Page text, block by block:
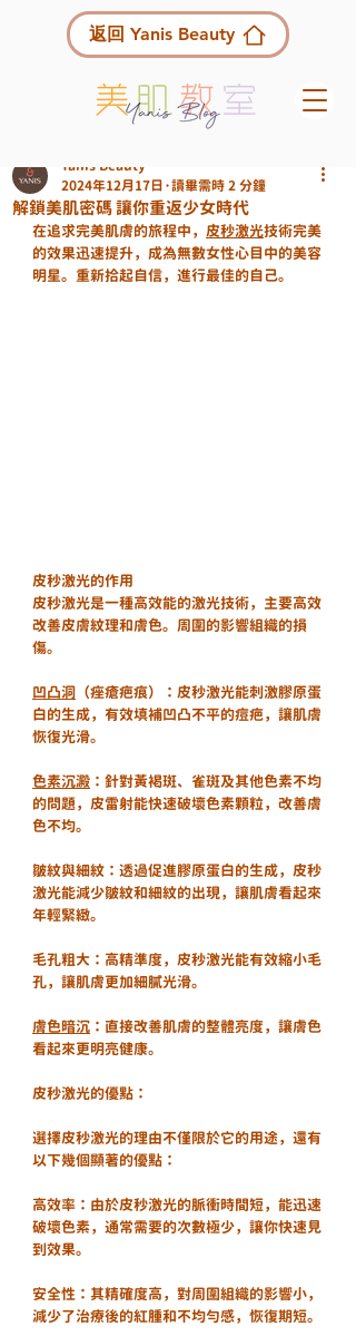
返回 Yanis Beauty
解鎖美肌密碼 讓你重返少女時代
Yanis Beauty
2024年12月17日 讀畢需時 2 分鐘
在追求完美肌膚的旅程中， 皮秒激光技術完美
的效果迅速提升，成為無數女性心目中的美容
明星。重新拾起自信，進行最佳的自己。
皮秒激光的作用
皮秒激光是一種高效能的激光技術，主要高效
改善皮膚紋理和膚色。周圍的影響組織的損
傷。
凹凸洞 （痤瘡疤痕）：皮秒激光能刺激膠原蛋
白的生成，有效填補凹凸不平的痘疤，讓肌膚
恢復光滑。
色素沉澱 ：針對黃褐斑、雀斑及其他色素不均
的問題，皮雷射能快速破壞色素顆粒，改善膚
色不均。
皺紋與細紋：透過促進膠原蛋白的生成，皮秒
激光能減少皺紋和細紋的出現，讓肌膚看起來
年輕緊緻。
毛孔粗大：高精準度，皮秒激光能有效縮小毛
孔，讓肌膚更加細膩光滑。
膚色暗沉 ：直接改善肌膚的整體亮度，讓膚色
看起來更明亮健康。
皮秒激光的優點：
選擇皮秒激光的理由不僅限於它的用途，還有
以下幾個顯著的優點：
高效率：由於皮秒激光的脈衝時間短，能迅速
破壞色素，通常需要的次數極少，讓你快速見
到效果。
安全性：其精確度高，對周圍組織的影響小，
減少了治療後的紅腫和不均勻感，恢復期短。